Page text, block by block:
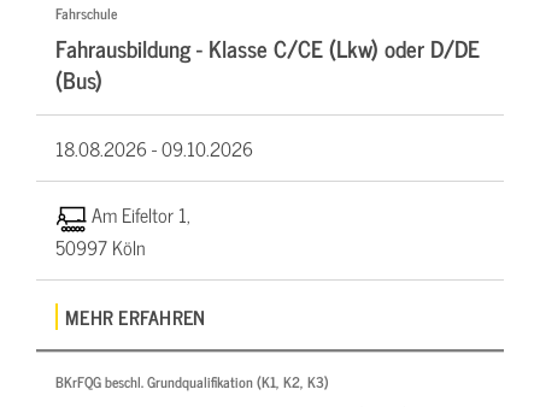
Fahrschule
Fahrausbildung - Klasse C/CE (Lkw) oder D/DE
(Bus)
18.08.2026 -09.10.2026
Am Eifeltor 1,
50997 Köln
MEHR ERFAHREN
BKrFQG beschl. Grundqualifikation (K1, K2, K3)